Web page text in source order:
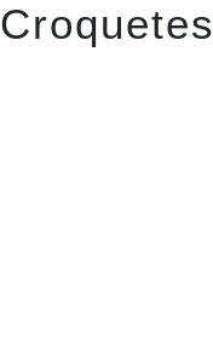
Croquetes